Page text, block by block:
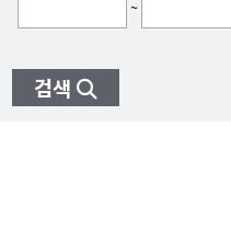
~
검색